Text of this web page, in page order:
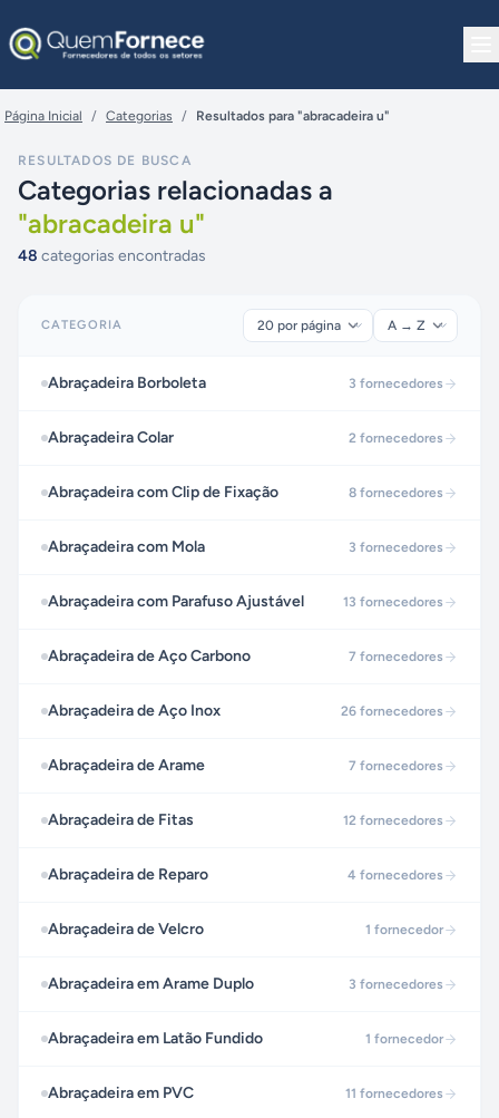
Página Inicial / Categorias / Resultados para "abracadeira u"
RESULTADOS DE BUSCA
Categorias relacionadas a
"abracadeira u"
48 categorias encontradas
CATEGORIA
Abraçadeira Borboleta 3 fornecedores
Abraçadeira Colar 2 fornecedores
Abraçadeira com Clip de Fixação 8 fornecedores
Abraçadeira com Mola 3 fornecedores
Abraçadeira com Parafuso Ajustável 13 fornecedores
Abraçadeira de Aço Carbono 7 fornecedores
Abraçadeira de Aço Inox 26 fornecedores
Abraçadeira de Arame 7 fornecedores
Abraçadeira de Fitas 12 fornecedores
Abraçadeira de Reparo 4 fornecedores
Abraçadeira de Velcro 1 fornecedor
Abraçadeira em Arame Duplo 3 fornecedores
Abraçadeira em Latão Fundido 1 fornecedor
Abraçadeira em PVC 11 fornecedores